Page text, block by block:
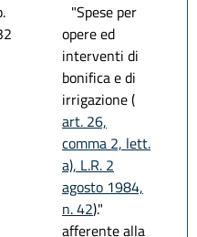
"Spese per
opere ed
interventi di
bonifica e di
irrigazione (
art. 26,
comma 2, lett.
a), L.R. 2
agosto 1984,
n. 42)."
afferente alla